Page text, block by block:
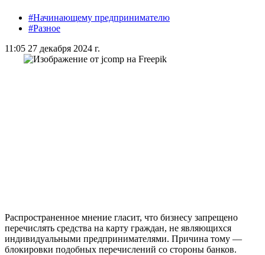
#Начинающему предпринимателю
#Разное
11:05 27 декабря 2024 г.
Распространенное мнение гласит, что бизнесу запрещено
перечислять средства на карту граждан, не являющихся
индивидуальными предпринимателями. Причина тому —
блокировки подобных перечислений со стороны банков.